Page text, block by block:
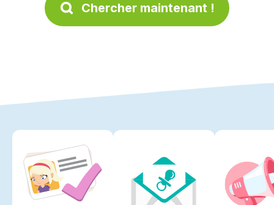
Chercher maintenant !